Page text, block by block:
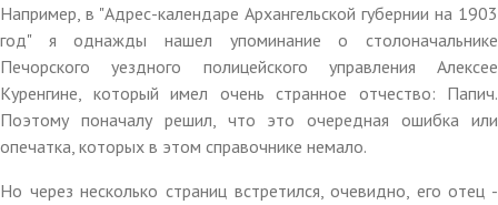
Например, в "Адрес-календаре Архангельской губернии на 1903
год" я однажды нашел упоминание о столоначальнике
Печорского уездного полицейского управления Алексее
Куренгине, который имел очень странное отчество: Папич.
Поэтому поначалу решил, что это очередная ошибка или
опечатка, которых в этом справочнике немало.
Но через несколько страниц встретился, очевидно, его отец -